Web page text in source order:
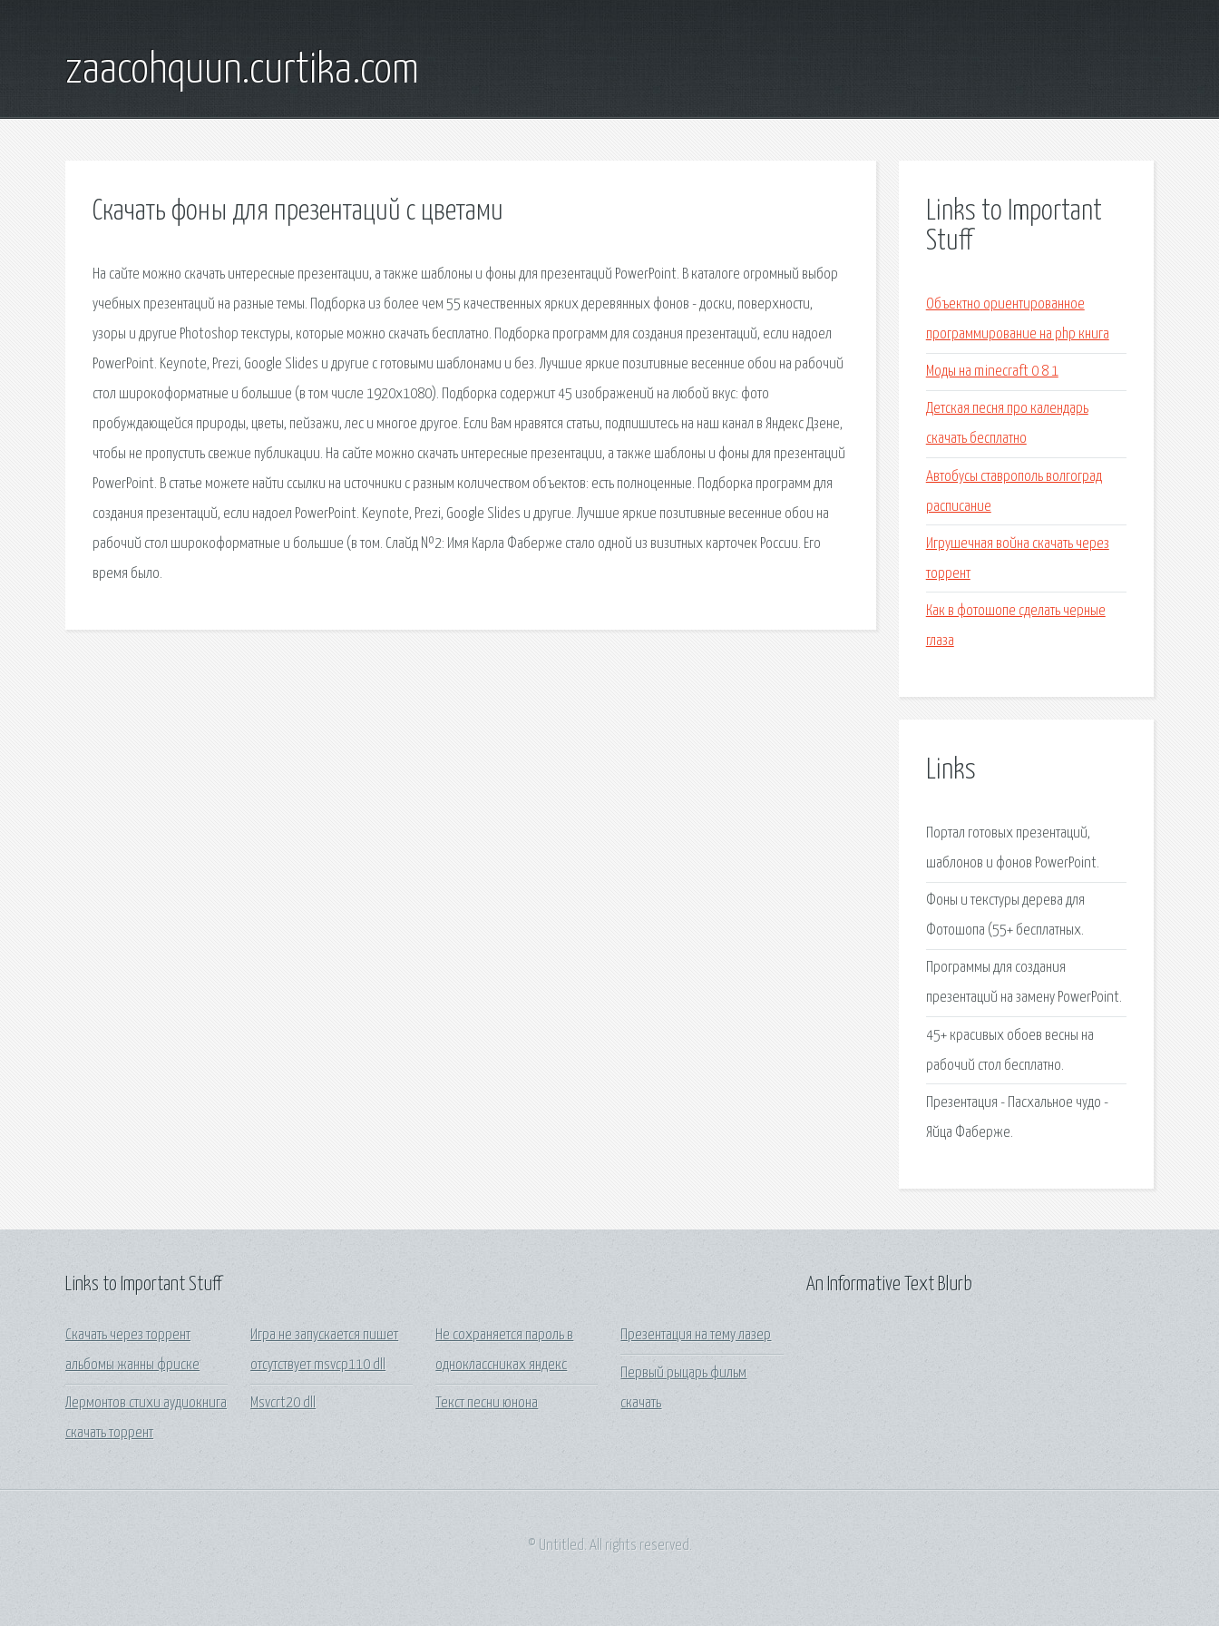
zaacohquun.curtika.com
Скачать фоны для презентаций с цветами
На сайте можно скачать интересные презентации, а также шаблоны и фоны для презентаций PowerPoint. В каталоге огромный выбор
учебных презентаций на разные темы. Подборка из более чем 55 качественных ярких деревянных фонов - доски, поверхности,
узоры и другие Photoshop текстуры, которые можно скачать бесплатно. Подборка программ для создания презентаций, если надоел
PowerPoint. Keynote, Prezi, Google Slides и другие с готовыми шаблонами и без. Лучшие яркие позитивные весенние обои на рабочий
стол широкоформатные и большие (в том числе 1920х1080). Подборка содержит 45 изображений на любой вкус: фото
пробуждающейся природы, цветы, пейзажи, лес и многое другое. Если Вам нравятся статьи, подпишитесь на наш канал в Яндекс Дзене,
чтобы не пропустить свежие публикации. На сайте можно скачать интересные презентации, а также шаблоны и фоны для презентаций
PowerPoint. В статье можете найти ссылки на источники с разным количеством объектов: есть полноценные. Подборка программ для
создания презентаций, если надоел PowerPoint. Keynote, Prezi, Google Slides и другие. Лучшие яркие позитивные весенние обои на
рабочий стол широкоформатные и большие (в том. Слайд №2: Имя Карла Фаберже стало одной из визитных карточек России. Его
время было.
Links to Important
Stuff
Объектно ориентированное
программирование на php книга
Моды на minecraft 0 8 1
Детская песня про календарь
скачать бесплатно
Автобусы ставрополь волгоград
расписание
Игрушечная война скачать через
торрент
Как в фотошопе сделать черные
глаза
Links
Портал готовых презентаций,
шаблонов и фонов PowerPoint.
Фоны и текстуры дерева для
Фотошопа (55+ бесплатных.
Программы для создания
презентаций на замену PowerPoint.
45+ красивых обоев весны на
рабочий стол бесплатно.
Презентация - Пасхальное чудо -
Яйца Фаберже.
Links to Important Stuff
Скачать через торрент
альбомы жанны фриске
Лермонтов стихи аудиокнига
скачать торрент
Игра не запускается пишет
отсутствует msvcp110 dll
Msvcrt20 dll
Не сохраняется пароль в
одноклассниках яндекс
Текст песни юнона
Презентация на тему лазер
Первый рыцарь фильм
скачать
An Informative Text Blurb
© Untitled. All rights reserved.